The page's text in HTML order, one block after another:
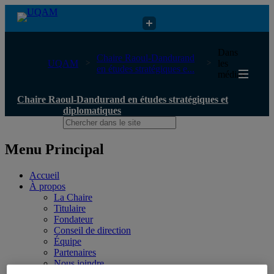
Chaire Raoul-Dandurand en études stratégiques et diplomatiques
UQAM
Chaire Raoul-Dandurand
en études stratégiques e...
Dans
les
médias
Chaire Raoul-Dandurand en études stratégiques et
diplomatiques
Menu Principal
Accueil
À propos
La Chaire
Titulaire
Fondateur
Conseil de direction
Équipe
Partenaires
Nous joindre